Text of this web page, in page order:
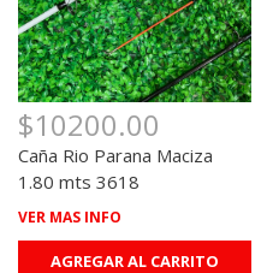
$10200.00
Caña Rio Parana Maciza
1.80 mts 3618
VER MAS INFO
AGREGAR AL CARRITO